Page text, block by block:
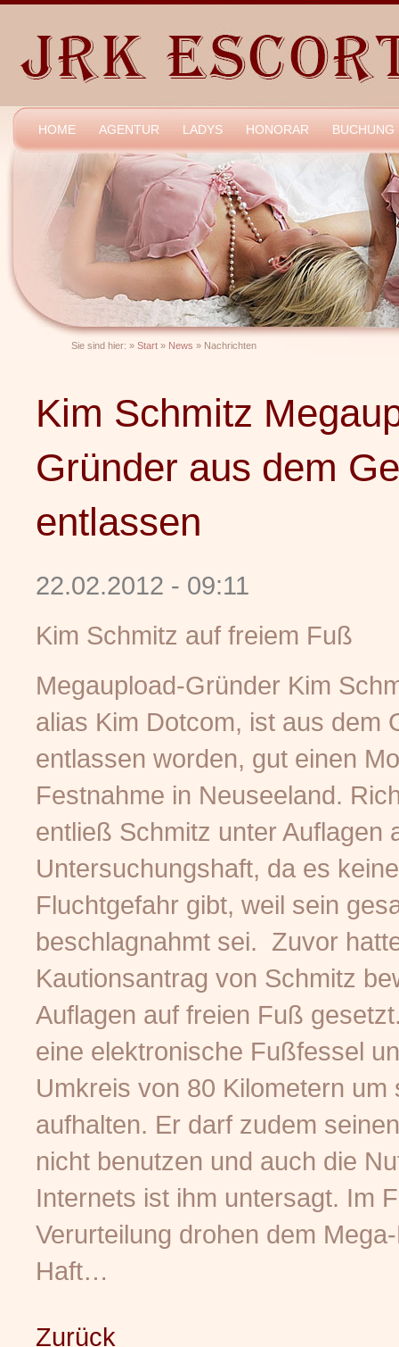
HOME AGENTUR LADYS HONORAR BUCHUNG
Sie sind hier: » Start » News » Nachrichten
Kim Schmitz
Gründer aus dem
entlassen
22.02.2012 - 09:11
Kim Schmitz auf freiem Fuß
Megaupload-Gründer Kim
alias Kim Dotcom, ist aus dem
entlassen worden, gut einen
Festnahme in Neuseeland.
entließ Schmitz unter Auflagen
Untersuchungshaft, da es
Fluchtgefahr gibt, weil sein
beschlagnahmt sei. Zuvor
Kautionsantrag von Schmitz
Auflagen auf freien Fuß
eine elektronische Fußfessel
Umkreis von 80 Kilometern um
aufhalten. Er darf zudem
nicht benutzen und auch die
Internets ist ihm untersagt. Im
Verurteilung drohen dem
Haft…
Zurück